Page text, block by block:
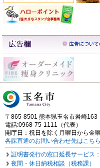
〒865-8501 熊本県玉名市岩崎163
電話:0968-75-1111（代表）
開庁日：祝日を除く月曜日から金
各課直通のお問い合わせ先はこちら
証明書発行の窓口延長サービス
夜間・休日納税相談（税務課）